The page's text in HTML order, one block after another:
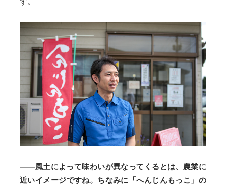
――風土によって味わいが異なってくるとは、農業に
近いイメージですね。ちなみに「へんじんもっこ」の